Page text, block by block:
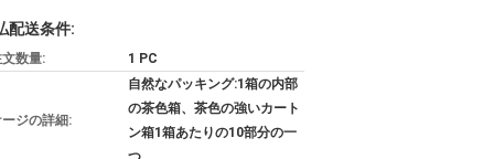
配送条件:
数量: 1 PC
ジの詳細:
自然なパッキング:1箱の内部
の茶色箱、茶色の強いカート
ン箱1箱あたりの10部分の一